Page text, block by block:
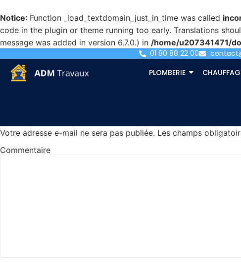
Notice: Function _load_textdomain_just_in_time was called
code in the plugin or theme running too early. Translations
message was added in version 6.7.0.) in /home/u207341471/
01 80 88 22 00
PLOMBERIE
Prendre un rendez-vous
Votre adresse e-mail ne sera pas publiée. Les champs
Commentaire